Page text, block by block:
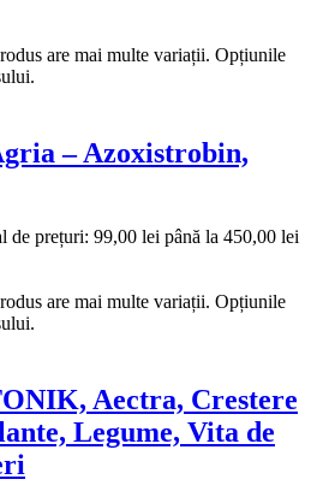
are mai multe variații. Opțiunile
– Azoxistrobin,
de prețuri: 99,00 lei până la 450,00 lei
are mai multe variații. Opțiunile
Aectra, Crestere
Legume, Vita de